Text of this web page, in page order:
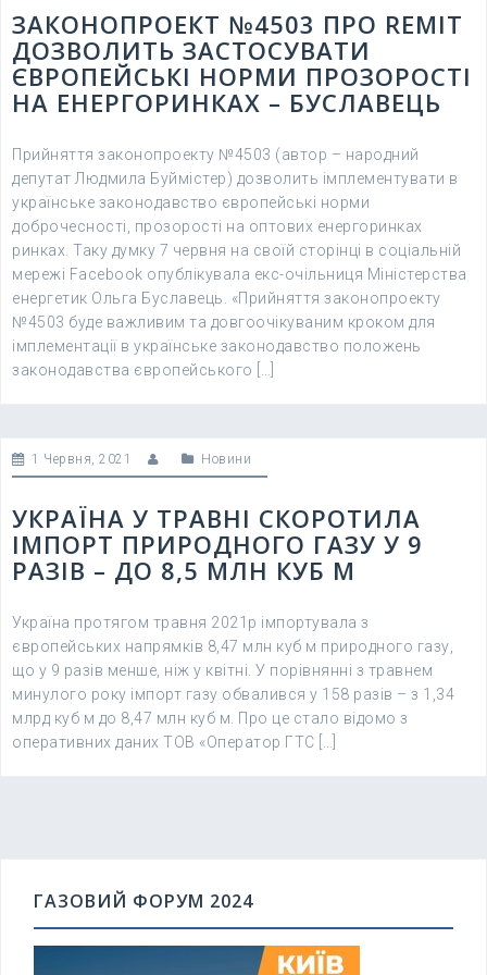
ЗАКОНОПРОЕКТ №4503 ПРО REMIT
ДОЗВОЛИТЬ ЗАСТОСУВАТИ
ЄВРОПЕЙСЬКІ НОРМИ ПРОЗОРОСТІ
НА ЕНЕРГОРИНКАХ – БУСЛАВЕЦЬ
Прийняття законопроекту №4503 (автор – народний
депутат Людмила Буймістер) дозволить імплементувати в
українське законодавство європейські норми
доброчесності, прозорості на оптових енергоринках
ринках. Таку думку 7 червня на своїй сторінці в соціальній
мережі Facebook опублікувала екс-очільниця Міністерства
енергетик Ольга Буславець. «Прийняття законопроекту
№4503 буде важливим та довгоочікуваним кроком для
імплементації в українське законодавство положень
законодавства європейського […]
1 Червня, 2021 Новини
УКРАЇНА У ТРАВНІ СКОРОТИЛА
ІМПОРТ ПРИРОДНОГО ГАЗУ У 9
РАЗІВ – ДО 8,5 МЛН КУБ М
Україна протягом травня 2021р імпортувала з
європейських напрямків 8,47 млн куб м природного газу,
що у 9 разів менше, ніж у квітні. У порівнянні з травнем
минулого року імпорт газу обвалився у 158 разів – з 1,34
млрд куб м до 8,47 млн куб м. Про це стало відомо з
оперативних даних ТОВ «Оператор ГТС […]
ГАЗОВИЙ ФОРУМ 2024